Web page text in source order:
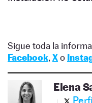
Sigue toda la
Facebook, Xo
Elena